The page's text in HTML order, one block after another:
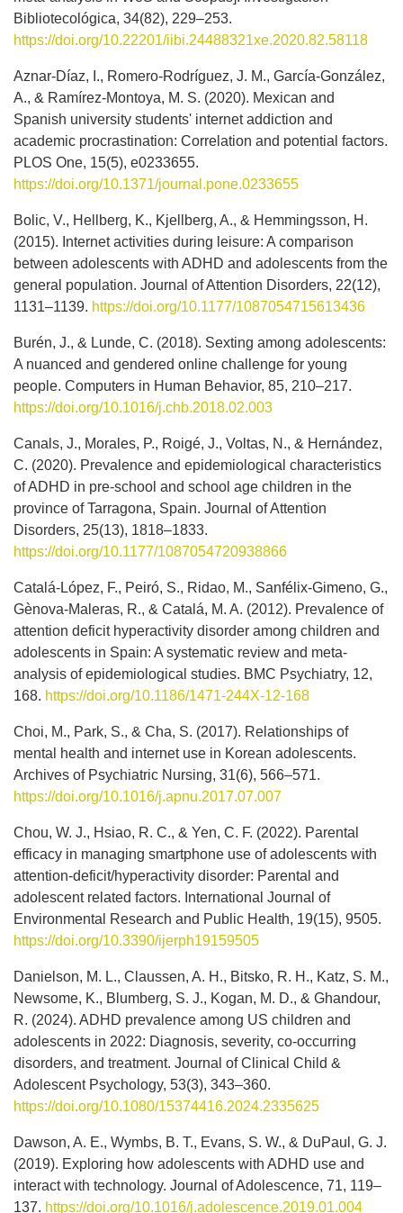
Bibliotecológica, 34(82), 229–253.
https://doi.org/10.22201/iibi.24488321xe.2020.82.58118
Aznar-Díaz, I., Romero-Rodríguez, J. M., García-González,
A., & Ramírez-Montoya, M. S. (2020). Mexican and
Spanish university students' internet addiction and
academic procrastination: Correlation and potential factors.
PLOS One, 15(5), e0233655.
https://doi.org/10.1371/journal.pone.0233655
Bolic, V., Hellberg, K., Kjellberg, A., & Hemmingsson, H.
(2015). Internet activities during leisure: A comparison
between adolescents with ADHD and adolescents from the
general population. Journal of Attention Disorders, 22(12),
1131–1139. https://doi.org/10.1177/1087054715613436
Burén, J., & Lunde, C. (2018). Sexting among adolescents:
A nuanced and gendered online challenge for young
people. Computers in Human Behavior, 85, 210–217.
https://doi.org/10.1016/j.chb.2018.02.003
Canals, J., Morales, P., Roigé, J., Voltas, N., & Hernández,
C. (2020). Prevalence and epidemiological characteristics
of ADHD in pre-school and school age children in the
province of Tarragona, Spain. Journal of Attention
Disorders, 25(13), 1818–1833.
https://doi.org/10.1177/1087054720938866
Catalá-López, F., Peiró, S., Ridao, M., Sanfélix-Gimeno, G.,
Gènova-Maleras, R., & Catalá, M. A. (2012). Prevalence of
attention deficit hyperactivity disorder among children and
adolescents in Spain: A systematic review and meta-
analysis of epidemiological studies. BMC Psychiatry, 12,
168. https://doi.org/10.1186/1471-244X-12-168
Choi, M., Park, S., & Cha, S. (2017). Relationships of
mental health and internet use in Korean adolescents.
Archives of Psychiatric Nursing, 31(6), 566–571.
https://doi.org/10.1016/j.apnu.2017.07.007
Chou, W. J., Hsiao, R. C., & Yen, C. F. (2022). Parental
efficacy in managing smartphone use of adolescents with
attention-deficit/hyperactivity disorder: Parental and
adolescent related factors. International Journal of
Environmental Research and Public Health, 19(15), 9505.
https://doi.org/10.3390/ijerph19159505
Danielson, M. L., Claussen, A. H., Bitsko, R. H., Katz, S. M.,
Newsome, K., Blumberg, S. J., Kogan, M. D., & Ghandour,
R. (2024). ADHD prevalence among US children and
adolescents in 2022: Diagnosis, severity, co-occurring
disorders, and treatment. Journal of Clinical Child &
Adolescent Psychology, 53(3), 343–360.
https://doi.org/10.1080/15374416.2024.2335625
Dawson, A. E., Wymbs, B. T., Evans, S. W., & DuPaul, G. J.
(2019). Exploring how adolescents with ADHD use and
interact with technology. Journal of Adolescence, 71, 119–
137. https://doi.org/10.1016/j.adolescence.2019.01.004